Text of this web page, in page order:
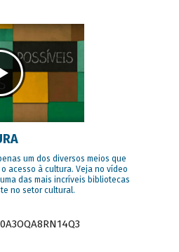
um dos diversos meios que
acesso à cultura. Veja no vídeo
das mais incríveis bibliotecas
no setor cultural.